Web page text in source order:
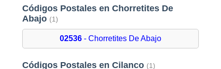
Códigos Postales en Chorretites De
Abajo (1)
02536- Chorretites De Abajo
Códigos Postales en Cilanco (1)